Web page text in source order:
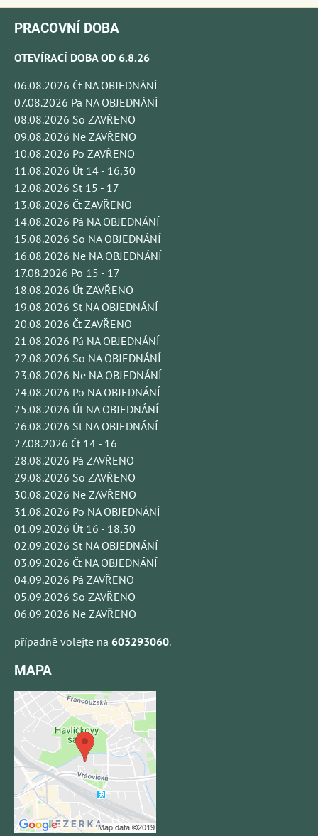
PRACOVNÍ DOBA
OTEVÍRACÍ DOBA OD 6.8.26
06.08.2026 Čt NA OBJEDNÁNÍ
07.08.2026 Pá NA OBJEDNÁNÍ
08.08.2026 So ZAVŘENO
09.08.2026 Ne ZAVŘENO
10.08.2026 Po ZAVŘENO
11.08.2026 Út 14 - 16,30
12.08.2026 St 15 - 17
13.08.2026 Čt ZAVŘENO
14.08.2026 Pá NA OBJEDNÁNÍ
15.08.2026 So NA OBJEDNÁNÍ
16.08.2026 Ne NA OBJEDNÁNÍ
17.08.2026 Po 15 - 17
18.08.2026 Út ZAVŘENO
19.08.2026 St NA OBJEDNÁNÍ
20.08.2026 Čt ZAVŘENO
21.08.2026 Pá NA OBJEDNÁNÍ
22.08.2026 So NA OBJEDNÁNÍ
23.08.2026 Ne NA OBJEDNÁNÍ
24.08.2026 Po NA OBJEDNÁNÍ
25.08.2026 Út NA OBJEDNÁNÍ
26.08.2026 St NA OBJEDNÁNÍ
27.08.2026 Čt 14 - 16
28.08.2026 Pá ZAVŘENO
29.08.2026 So ZAVŘENO
30.08.2026 Ne ZAVŘENO
31.08.2026 Po NA OBJEDNÁNÍ
01.09.2026 Út 16 - 18,30
02.09.2026 St NA OBJEDNÁNÍ
03.09.2026 Čt NA OBJEDNÁNÍ
04.09.2026 Pá ZAVŘENO
05.09.2026 So ZAVŘENO
06.09.2026 Ne ZAVŘENO
případně volejte na 603293060.
MAPA